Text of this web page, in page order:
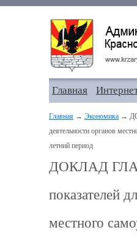
Главная
Главная → Экономика →
деятельности органов
летний период
ДОКЛАД
показателей
местного